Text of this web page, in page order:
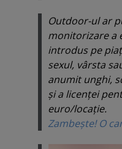
Outdoor-ul ar
monitorizare a
introdus pe
sexul, vârsta
anumit unghi,
şi a licenţei
euro/locaţie.
Zambeşte! O